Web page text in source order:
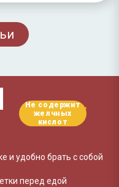
Не содержит
желчных
кислот
*
и удобно брать с собой
перед едой